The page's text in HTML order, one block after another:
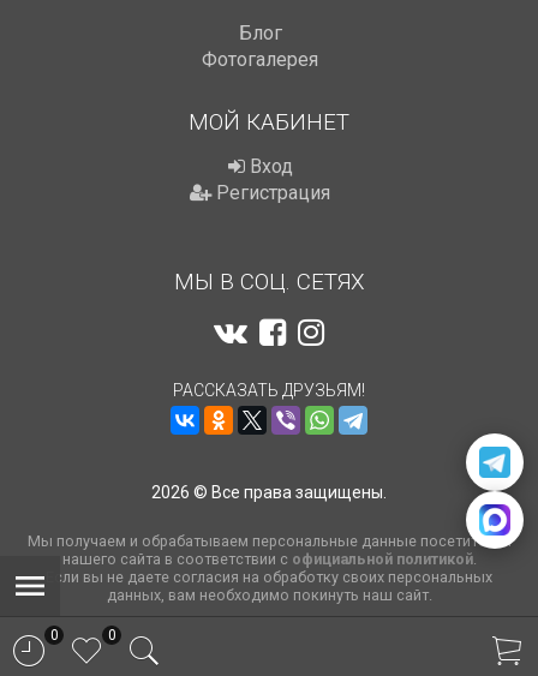
Блог
Фотогалерея
МОЙ КАБИНЕТ
Вход
Регистрация
МЫ В СОЦ. СЕТЯХ
РАССКАЗАТЬ ДРУЗЬЯМ!
2026 © Все права защищены.
Мы получаем и обрабатываем персональные данные посетителей
нашего сайта в соответствии с официальной политикой.
Если вы не даете согласия на обработку своих персональных
данных, вам необходимо покинуть наш сайт.
0 0